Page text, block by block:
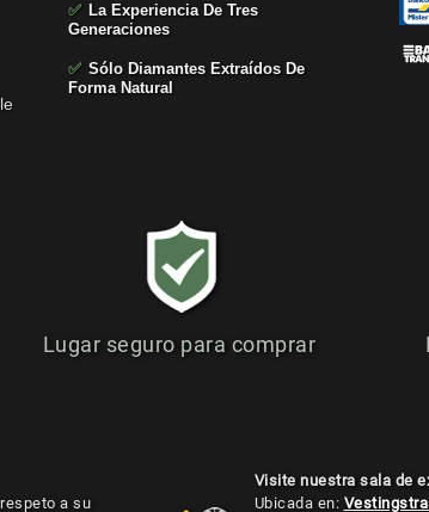
✅ La Experiencia De Tres
Generaciones
✅ Sólo Diamantes Extraídos De
Forma Natural
Lugar seguro para comprar
Visite nuestra sala de
Ubicada en:
a su